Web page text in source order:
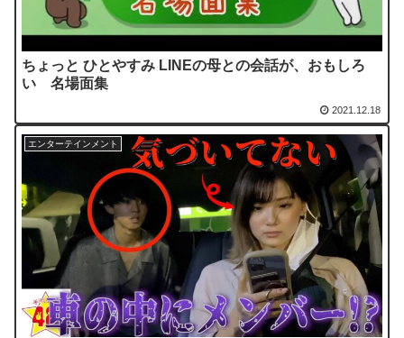
ちょっと ひとやすみ LINEの母との会話が、おもしろ
い 名場面集
2021.12.18
エンターテインメント